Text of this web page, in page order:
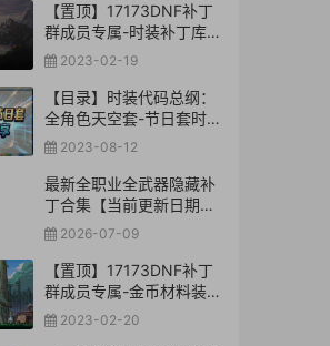
【置顶】17173DNF补丁
群成员专属-时装补丁库
【合集下载】
2023-02-19
【目录】时装代码总纲：
全角色天空套-节日套时装
代码分享
2023-08-12
最新全职业全武器隐藏补
丁合集【当前更新日期：
2026-7-09】
2026-07-09
【置顶】17173DNF补丁
群成员专属-金币材料装备
司南玉荣辟邪玉未央补丁
库【合集下载】
2023-02-20